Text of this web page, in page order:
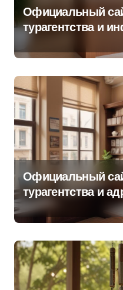
Официальный
турагентства и
Официальный
турагентства и
продаж по